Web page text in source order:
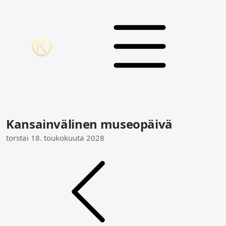
Kansainvälinen museopäivä
torstai 18. toukokuuta 2028